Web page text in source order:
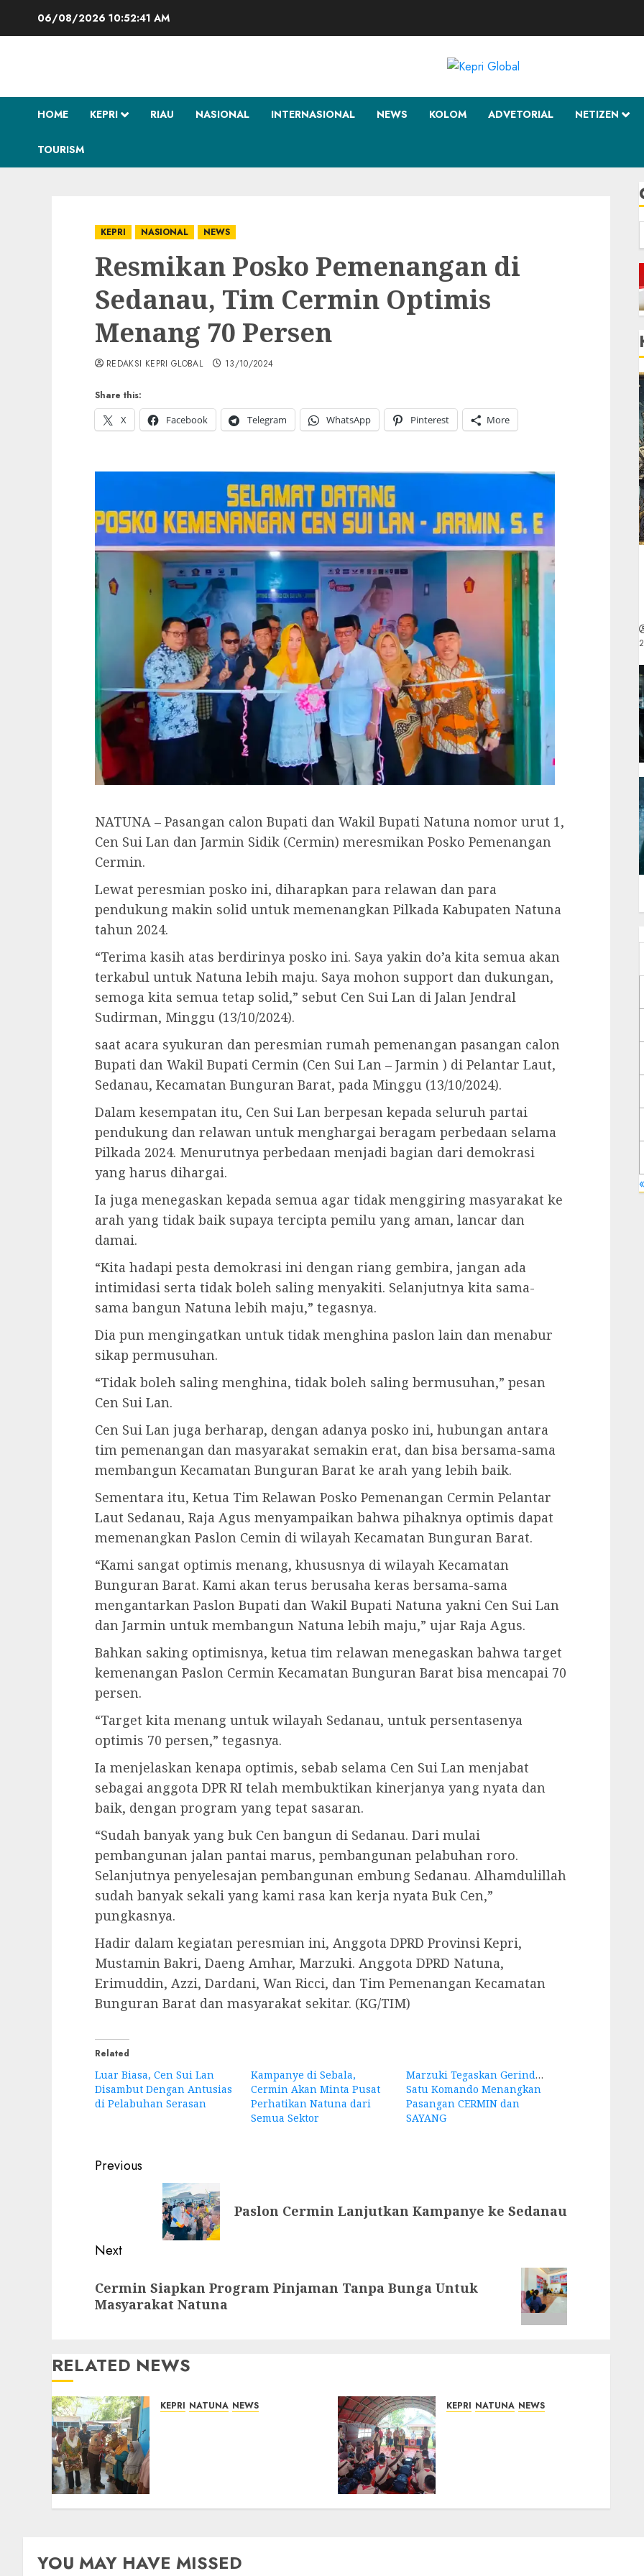
06/08/2026 10:52:43 AM
HOME KEPRI RIAU NASIONAL INTERNASIONAL NEWS KOLOM ADVETORIAL NETIZEN
TOURISM
KEPRI NASIONAL NEWS
Resmikan Posko Pemenangan di
Sedanau, Tim Cermin Optimis
Menang 70 Persen
Share this:
X
Facebook Telegram WhatsApp Pinterest More
REDAKSI KEPRI GLOBAL 13/10/2024
NATUNA – Pasangan calon Bupati dan Wakil Bupati Natuna nomor urut 1,
Cen Sui Lan dan Jarmin Sidik (Cermin) meresmikan Posko Pemenangan
Cermin.
Lewat peresmian posko ini, diharapkan para relawan dan para
pendukung makin solid untuk memenangkan Pilkada Kabupaten Natuna
tahun 2024.
“Terima kasih atas berdirinya posko ini. Saya yakin do’a kita semua akan
terkabul untuk Natuna lebih maju. Saya mohon support dan dukungan,
semoga kita semua tetap solid,” sebut Cen Sui Lan di Jalan Jendral
Sudirman, Minggu (13/10/2024).
saat acara syukuran dan peresmian rumah pemenangan pasangan calon
Bupati dan Wakil Bupati Cermin (Cen Sui Lan – Jarmin ) di Pelantar Laut,
Sedanau, Kecamatan Bunguran Barat, pada Minggu (13/10/2024).
Dalam kesempatan itu, Cen Sui Lan berpesan kepada seluruh partai
pendukung dan relawan untuk menghargai beragam perbedaan selama
Pilkada 2024. Menurutnya perbedaan menjadi bagian dari demokrasi
yang harus dihargai.
Ia juga menegaskan kepada semua agar tidak menggiring masyarakat ke
arah yang tidak baik supaya tercipta pemilu yang aman, lancar dan
damai.
“Kita hadapi pesta demokrasi ini dengan riang gembira, jangan ada
intimidasi serta tidak boleh saling menyakiti. Selanjutnya kita sama-
sama bangun Natuna lebih maju,” tegasnya.
Dia pun mengingatkan untuk tidak menghina paslon lain dan menabur
sikap permusuhan.
“Tidak boleh saling menghina, tidak boleh saling bermusuhan,” pesan
Cen Sui Lan.
Cen Sui Lan juga berharap, dengan adanya posko ini, hubungan antara
tim pemenangan dan masyarakat semakin erat, dan bisa bersama-sama
membangun Kecamatan Bunguran Barat ke arah yang lebih baik.
Sementara itu, Ketua Tim Relawan Posko Pemenangan Cermin Pelantar
Laut Sedanau, Raja Agus menyampaikan bahwa pihaknya optimis dapat
memenangkan Paslon Cemin di wilayah Kecamatan Bunguran Barat.
“Kami sangat optimis menang, khususnya di wilayah Kecamatan
Bunguran Barat. Kami akan terus berusaha keras bersama-sama
mengantarkan Paslon Bupati dan Wakil Bupati Natuna yakni Cen Sui Lan
dan Jarmin untuk membangun Natuna lebih maju,” ujar Raja Agus.
Bahkan saking optimisnya, ketua tim relawan menegaskan bahwa target
kemenangan Paslon Cermin Kecamatan Bunguran Barat bisa mencapai 70
persen.
“Target kita menang untuk wilayah Sedanau, untuk persentasenya
optimis 70 persen,” tegasnya.
Ia menjelaskan kenapa optimis, sebab selama Cen Sui Lan menjabat
sebagai anggota DPR RI telah membuktikan kinerjanya yang nyata dan
baik, dengan program yang tepat sasaran.
“Sudah banyak yang buk Cen bangun di Sedanau. Dari mulai
pembangunan jalan pantai marus, pembangunan pelabuhan roro.
Selanjutnya penyelesajan pembangunan embung Sedanau. Alhamdulillah
sudah banyak sekali yang kami rasa kan kerja nyata Buk Cen,”
pungkasnya.
Hadir dalam kegiatan peresmian ini, Anggota DPRD Provinsi Kepri,
Mustamin Bakri, Daeng Amhar, Marzuki. Anggota DPRD Natuna,
Erimuddin, Azzi, Dardani, Wan Ricci, dan Tim Pemenangan Kecamatan
Bunguran Barat dan masyarakat sekitar. (KG/TIM)
Related
Luar Biasa, Cen Sui Lan
Disambut Dengan Antusias
di Pelabuhan Serasan
Kampanye di Sebala,
Cermin Akan Minta Pusat
Perhatikan Natuna dari
Semua Sektor
Marzuki Tegaskan Gerindra
Satu Komando Menangkan
Pasangan CERMIN dan
SAYANG
Post
navigation
Previous
Paslon Cermin Lanjutkan Kampanye ke Sedanau
Next
post:
Cermin Siapkan Program Pinjaman Tanpa Bunga Untuk
Masyarakat Natuna
RELATED NEWS
KEPRI NATUNA NEWS KEPRI NATUNA NEWS
06/08/2026 0
YOU MAY HAVE MISSED